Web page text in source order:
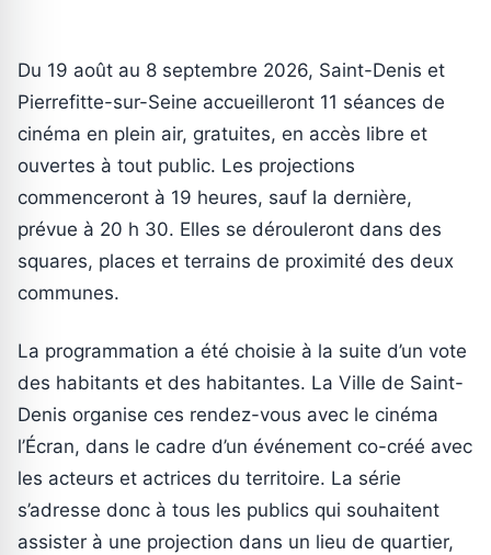
Du 19 août au 8 septembre 2026, Saint-Denis et
Pierrefitte-sur-Seine accueilleront 11 séances de
cinéma en plein air, gratuites, en accès libre et
ouvertes à tout public. Les projections
commenceront à 19 heures, sauf la dernière,
prévue à 20 h 30. Elles se dérouleront dans des
squares, places et terrains de proximité des deux
communes.
La programmation a été choisie à la suite d’un vote
des habitants et des habitantes. La Ville de Saint-
Denis organise ces rendez-vous avec le cinéma
l’Écran, dans le cadre d’un événement co-créé avec
les acteurs et actrices du territoire. La série
s’adresse donc à tous les publics qui souhaitent
assister à une projection dans un lieu de quartier,